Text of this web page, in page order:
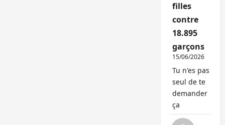
filles
contre
18.895
garçons
15/06/2026
Tu n'es pas
seul de te
demander
ça